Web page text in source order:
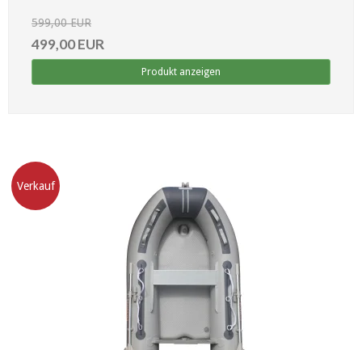
599,00 EUR
499,00 EUR
Produkt anzeigen
Verkauf